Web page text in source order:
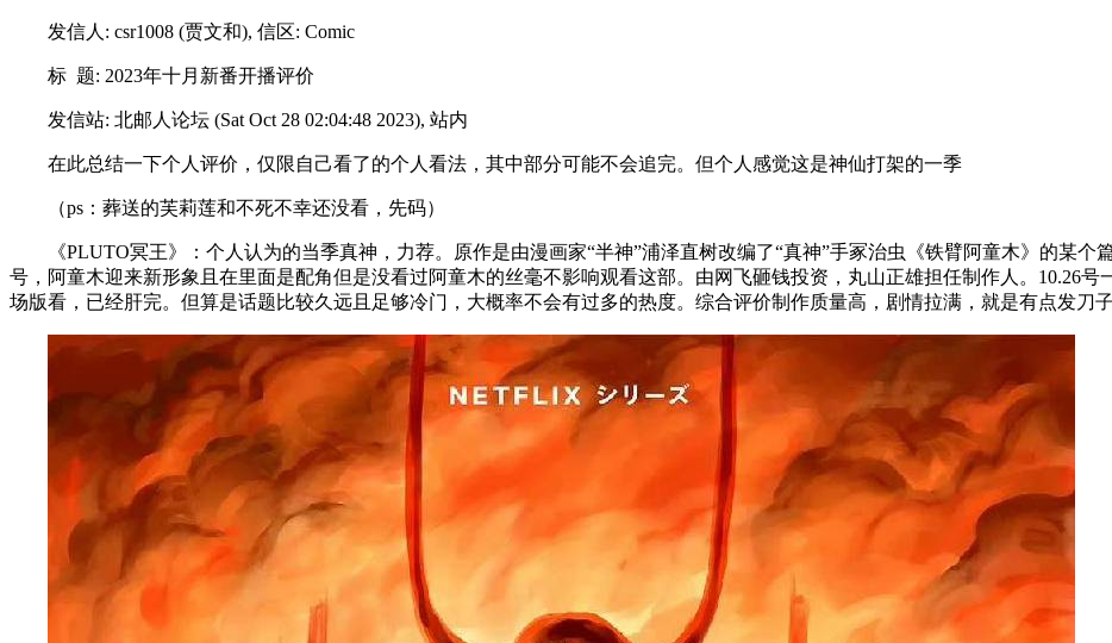
发信人: csr1008 (贾文和), 信区: Comic
标 题: 2023年十月新番开播评价
发信站: 北邮人论坛 (Sat Oct 28 02:04:48 2023), 站内
在此总结一下个人评价，仅限自己看了的个人看法，其中部分可能不会追完。但个人感觉这是神仙打架的一季
（ps：葬送的芙莉莲和不死不幸还没看，先码）
《PLUTO冥王》：个人认为的当季真神，力荐。原作是由漫画家“半神”浦泽直树改编了“真神”手冢治虫《铁臂阿童木》的某
号，阿童木迎来新形象且在里面是配角但是没看过阿童木的丝毫不影响观看这部。由网飞砸钱投资，丸山正雄担任制作人。10.26
场版看，已经肝完。但算是话题比较久远且足够冷门，大概率不会有过多的热度。综合评价制作质量高，剧情拉满，就是有点发刀子